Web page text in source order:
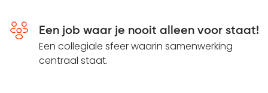
Een job waar je nooit alleen voor staat!
Een collegiale sfeer waarin samenwerking
centraal staat.